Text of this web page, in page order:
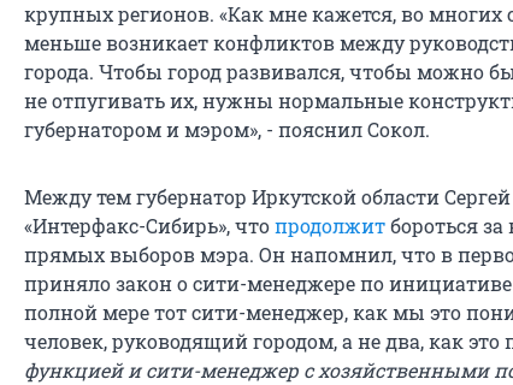
крупных регионов. «Как мне кажется, во многих
меньше возникает конфликтов между
города. Чтобы город развивался, чтобы можно
не отпугивать их, нужны нормальные
губернатором и мэром», - пояснил Сокол.
Между тем губернатор Иркутской области
«Интерфакс-Сибирь», чтопродолжитбороться
прямых выборов мэра. Он напомнил, что в
приняло закон о сити-менеджере по
полной мере тот сити-менеджер, как мы это
человек, руководящий городом, а не два, как это
функцией и сити-менеджер с хозяйственными